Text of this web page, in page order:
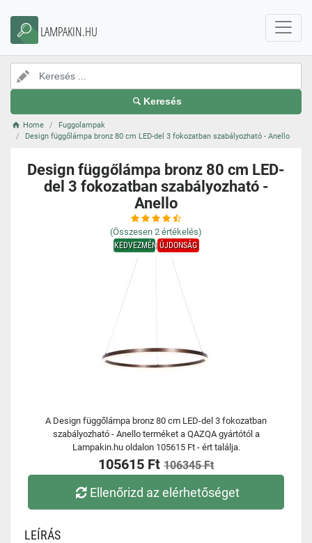
LAMPAKIN.HU
Keresés
Home
Fuggolampak
Design függőlámpa bronz 80 cm LED-del 3 fokozatban szabályozható - Anello
Design függőlámpa bronz 80 cm LED-
del 3 fokozatban szabályozható -
Anello
(Összesen 2 értékelés)
KEDVEZMÉNYÚJDONSÁG
A Design függőlámpa bronz 80 cm LED-del 3 fokozatban
szabályozható - Anello terméket a QAZQA gyártótól a
Lampakin.hu oldalon 105615 Ft - ért találja.
105615 Ft 106345 Ft
Ellenőrizd az elérhetőséget
LEÍRÁS